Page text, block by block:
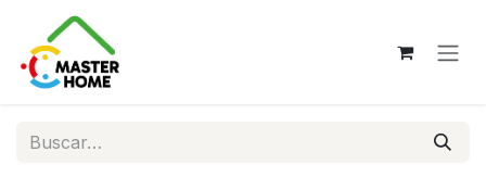
Ir al contenido